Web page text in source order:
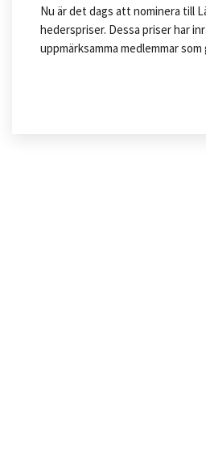
Nu är det dags att nominera till
hederspriser. Dessa priser har
uppmärksamma medlemmar